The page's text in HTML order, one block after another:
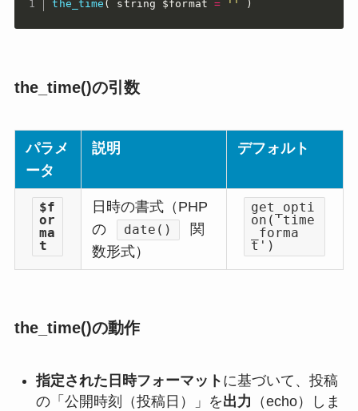
the_time ( string $format = '' )
the_time()の引数
パラメ
ータ
説明 デフォルト
$f
or
ma
t
日時の書式（PHP
の
date()
関
数形式）
get_opti
on('time
_forma
t')
the_time()の動作
指定された日時フォーマット に基づいて、投稿
の「公開時刻（投稿日）」を出力 （echo）しま